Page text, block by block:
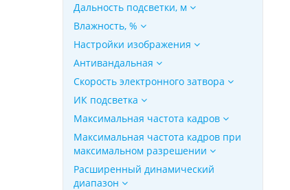
Дальность подсветки, м
Влажность, %
Настройки изображения
Антивандальная
Скорость электронного затвора
ИК подсветка
Максимальная частота кадров
Максимальная частота кадров при
максимальном разрешении
Расширенный динамический
диапазон